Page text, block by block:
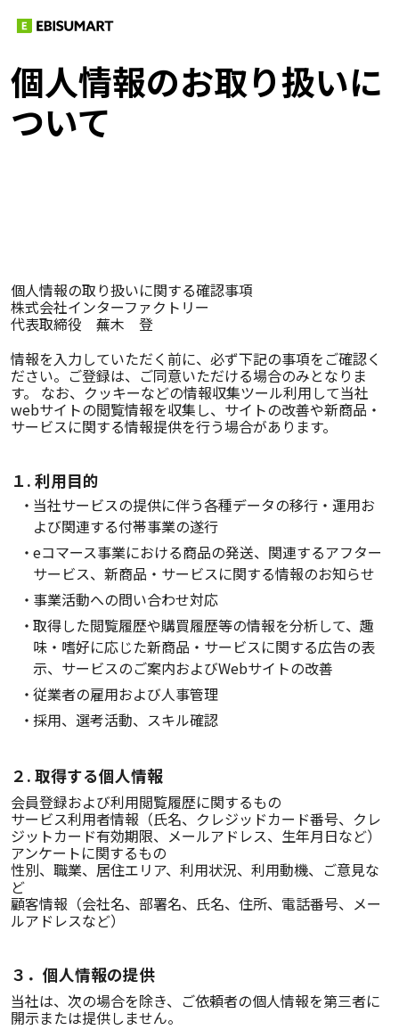
個人情報のお取り扱いに
ついて
個人情報の取り扱いに関する確認事項
株式会社インターファクトリー
代表取締役 蕪木 登
情報を入力していただく前に、必ず下記の事項をご確認く
ださい。ご登録は、ご同意いただける場合のみとなりま
す。 なお、クッキーなどの情報収集ツール利用して当社
webサイトの閲覧情報を収集し、サイトの改善や新商品・
サービスに関する情報提供を行う場合があります。
１. 利用目的
当社サービスの提供に伴う各種データの移行・運用お
よび関連する付帯事業の遂行
eコマース事業における商品の発送、関連するアフター
サービス、新商品・サービスに関する情報のお知らせ
事業活動への問い合わせ対応
取得した閲覧履歴や購買履歴等の情報を分析して、趣
味・嗜好に応じた新商品・サービスに関する広告の表
示、サービスのご案内およびWebサイトの改善
従業者の雇用および人事管理
採用、選考活動、スキル確認
２. 取得する個人情報
会員登録および利用閲覧履歴に関するもの
サービス利用者情報（氏名、クレジッドカード番号、クレ
ジットカード有効期限、メールアドレス、生年月日など）
アンケートに関するもの
性別、職業、居住エリア、利用状況、利用動機、ご意見な
ど
顧客情報（会社名、部署名、氏名、住所、電話番号、メー
ルアドレスなど）
３．個人情報の提供
当社は、次の場合を除き、ご依頼者の個人情報を第三者に
開示または提供しません。